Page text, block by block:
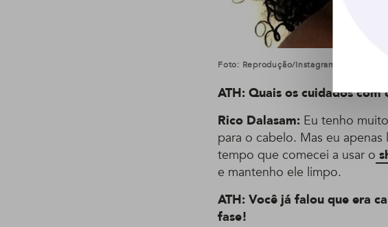
Foto: Reprodução/Instagram
ATH: Quais os cuidados
Rico Dalasam: Eu tenho
para o cabelo. Mas eu
tempo que comecei a usar o
e mantenho ele limpo.
ATH: Você já falou que era
fase!